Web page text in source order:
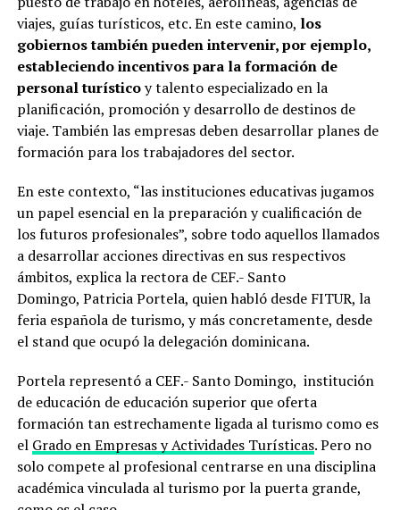
viajes, guías turísticos, etc. En este camino, los
gobiernos también pueden intervenir, por ejemplo,
estableciendo incentivos para la formación de
personal turísticoy talento especializado en la
planificación, promoción y desarrollo de destinos de
viaje. También las empresas deben desarrollar planes de
formación para los trabajadores del sector.
En este contexto, “las instituciones educativas jugamos
un papel esencial en la preparación y cualificación de
los futuros profesionales”, sobre todo aquellos llamados
a desarrollar acciones directivas en sus respectivos
ámbitos, explica la rectora de CEF.- Santo
Domingo, Patricia Portela, quien habló desde FITUR, la
feria española de turismo, y más concretamente, desde
el stand que ocupó la delegación dominicana.
Portela representó a CEF.- Santo Domingo, institución
de educación de educación superior que oferta
formación tan estrechamente ligada al turismo como es
el Grado en Empresas y Actividades Turísticas. Pero no
solo compete al profesional centrarse en una disciplina
académica vinculada al turismo por la puerta grande,